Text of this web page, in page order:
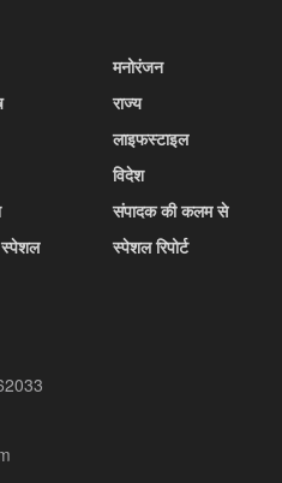
मनोरंजन
राज्य
लाइफस्टाइल
विदेश
संपादक की कलम से
स्पेशल रिपोर्ट